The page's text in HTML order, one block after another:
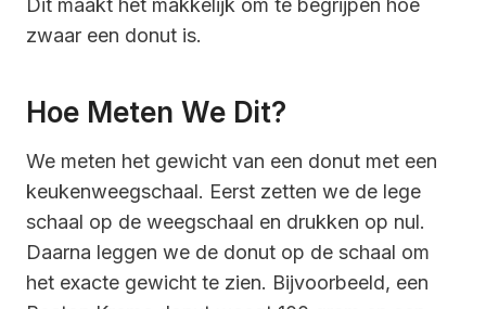
Dit maakt het makkelijk om te begrijpen hoe
zwaar een donut is.
Hoe Meten We Dit?
We meten het gewicht van een donut met een
keukenweegschaal. Eerst zetten we de lege
schaal op de weegschaal en drukken op nul.
Daarna leggen we de donut op de schaal om
het exacte gewicht te zien. Bijvoorbeeld, een